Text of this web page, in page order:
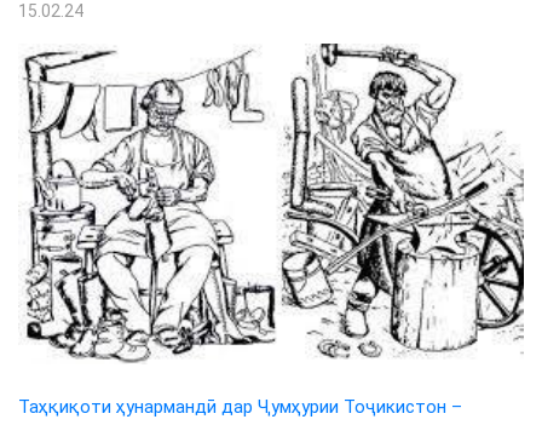
15.02.24
Таҳқиқоти ҳунармандӣ дар Ҷумҳурии Тоҷикистон –